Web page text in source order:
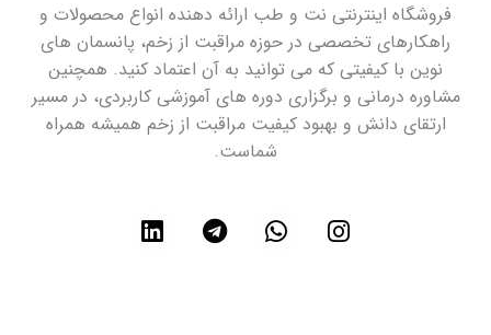
فروشگاه اینترنتی نت و طب ارائه دهنده انواع محصولات و
راهکارهای تخصصی در حوزه مراقبت از زخم، پانسمان های
نوین با کیفیتی که می توانید به آن اعتماد کنید. همچنین
مشاوره درمانی و برگزاری دوره های آموزشی کاربردی، در مسیر
ارتقای دانش و بهبود کیفیت مراقبت از زخم همیشه همراه
شماست.